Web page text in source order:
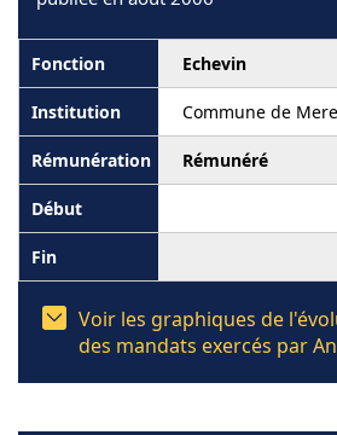
Echevin
Commune de
Rémunéré
Voir les graphiques de
des mandats exercés par